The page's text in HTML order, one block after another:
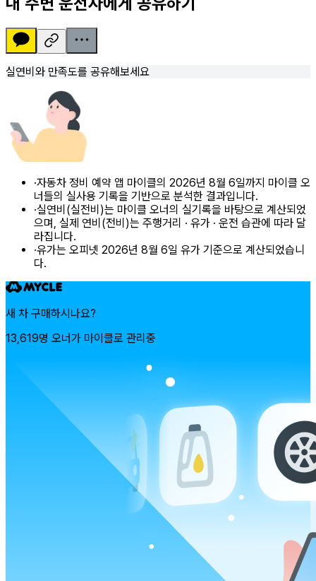
실연비와 만족도를 공유해보세요
·자동차 정비 예약 앱 마이클의 2026년 8월 6일까지 마이클 오
너들의 실사용 기록을 기반으로 분석한 결과입니다.
·실연비(실전비)는 마이클 오너의 실기록을 바탕으로 계산되었
으며, 실제 연비(전비)는 주행거리 · 유가 · 운전 습관에 따라 달
라집니다.
·유가는 오피넷 2026년 8월 6일 유가 기준으로 계산되었습니
다.
새 차 구매하시나요?
13,619명 오너가 마이클로 관리중